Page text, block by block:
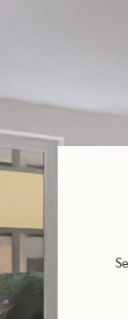
hittar du alla